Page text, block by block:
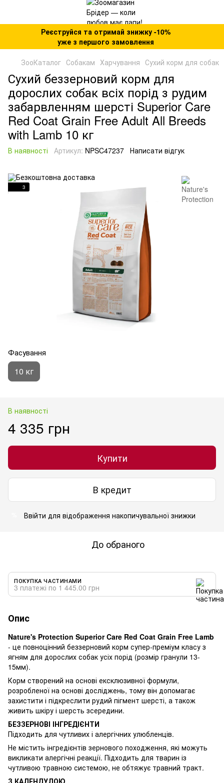
Реєструйся та отримай знижку -10%
уже з першого замовлення
ЗооКаталог Собакам Харчування Сухий корм для собак
Сухий беззерновий корм для
дорослих собак всіх порід з рудим
забарвленням шерсті Superior Care
Red Coat Grain Free Adult All Breeds
with Lamb 10 кг
В наявності Артикул: NPSC47237 Написати відгук
3
Фасування
10 кг
В наявності
4 335 грн
Купити
В кредит
Ввійти для відображення накопичувальної знижки
До обраного
ПОКУПКА ЧАСТИНАМИ
3 платежі по 1 445.00 грн
Опис
Nature's Protection Superior Care Red Coat Grain Free Lamb
- це повноцінний беззерновий корм супер-преміум класу з
ягням для дорослих собак усіх порід (розмір гранули 13-
15мм).
Корм створений на основі ексклюзивної формули,
розробленої на основі досліджень, тому він допомагає
захистити і підкреслити рудий пігмент шерсті, а також
живить шкіру і шерсть зсередини.
БЕЗЗЕРНОВІ ІНГРЕДІЄНТИ
Підходить для чутливих і алергічних улюбленців.
Не містить інгредієнтів зернового походження, які можуть
викликати алергічні реакції. Підходить для тварин із
чутливою травною системою, не обтяжує травний тракт.
З КАЛЕНДУЛОЮ